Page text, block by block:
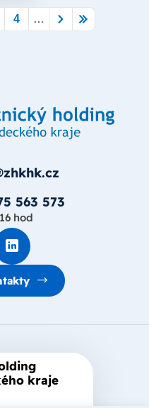
4 …
563 573
hod
kraje